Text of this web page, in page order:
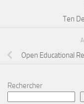
Ten
Open Educational
Rechercher